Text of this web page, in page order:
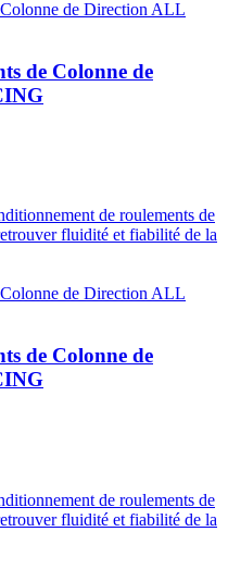
de Colonne de
de roulements de
fluidité et fiabilité de la
de Colonne de
de roulements de
fluidité et fiabilité de la